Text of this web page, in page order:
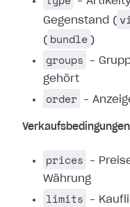
Gegenstand (
( bundle )
groups
–
gehört
order –
Verkaufsbedingungen
prices
–
Währung
limits –